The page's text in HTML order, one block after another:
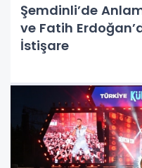
Şemdinli’de
ve Fatih
İstişare